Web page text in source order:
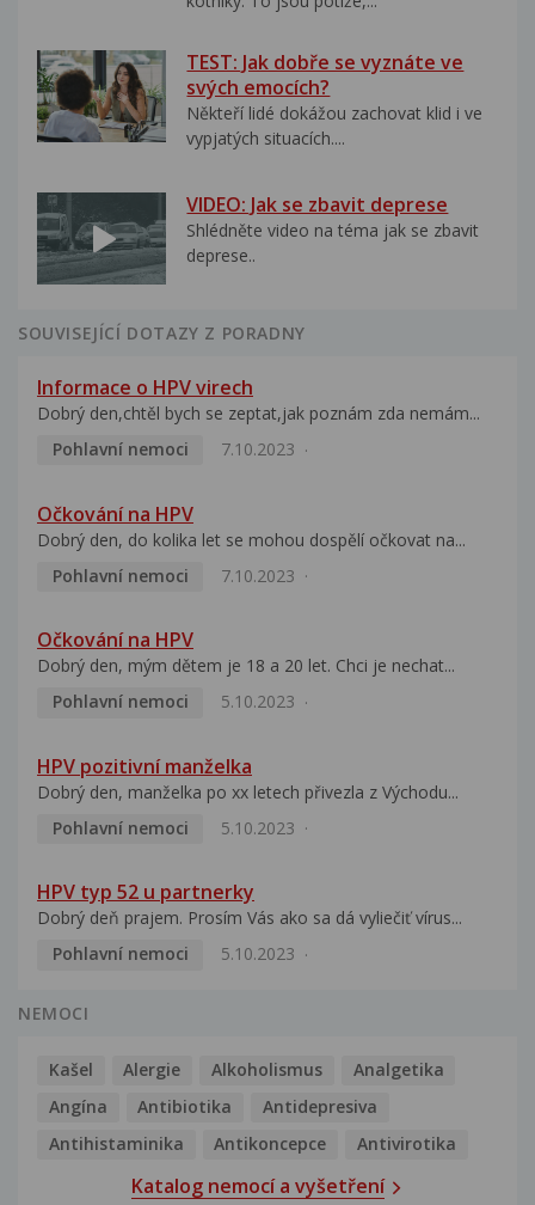
TEST: Jak dobře se vyznáte ve
svých emocích?
Někteří lidé dokážou zachovat klid i ve
vypjatých situacích....
VIDEO: Jak se zbavit deprese
Shlédněte video na téma jak se zbavit
deprese..
SOUVISEJÍCÍ DOTAZY Z PORADNY
Informace o HPV virech
Dobrý den,chtěl bych se zeptat,jak poznám zda nemám...
Pohlavní nemoci
7.10.2023
Očkování na HPV
Dobrý den, do kolika let se mohou dospělí očkovat na...
Pohlavní nemoci
7.10.2023
Očkování na HPV
Dobrý den, mým dětem je 18 a 20 let. Chci je nechat...
Pohlavní nemoci
5.10.2023
HPV pozitivní manželka
Dobrý den, manželka po xx letech přivezla z Východu...
Pohlavní nemoci
5.10.2023
HPV typ 52 u partnerky
Dobrý deň prajem. Prosím Vás ako sa dá vyliečiť vírus...
Pohlavní nemoci
5.10.2023
NEMOCI
Kašel Alergie Alkoholismus
Analgetika
Angína
Antibiotika
Antidepresiva
Antihistaminika
Antikoncepce Antivirotika
Katalog nemocí a vyšetření